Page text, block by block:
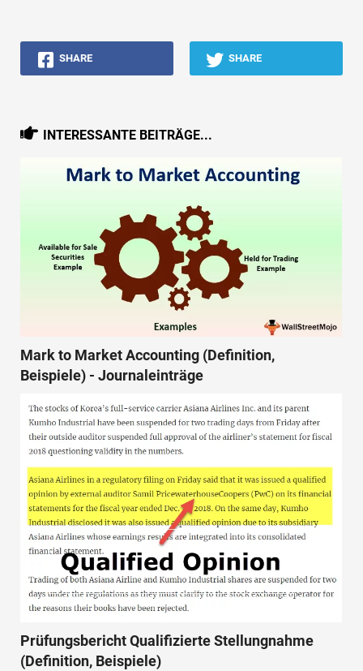
SHARE SHARE
INTERESSANTE BEITRÄGE...
Mark to Market Accounting (Definition,
Beispiele) - Journaleinträge
Prüfungsbericht Qualifizierte Stellungnahme
(Definition, Beispiele)